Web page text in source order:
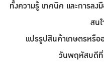
ทั้งความรู้ เทคนิค และการลง
สน
แปรรูปสินค้าเกษตรหรื
วันพฤหัสบดีที่